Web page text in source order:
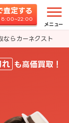
査定する
8:00~22:00
メニュー
ならカーネクスト
クスト
れ も高価買取！